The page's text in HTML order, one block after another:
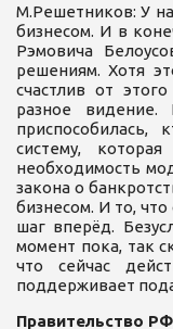
М.Решетников:У
бизнесом. И в
Рэмовича
решениям. Хотя
счастлив от
разное
приспособилась,
систему,
необходимость
закона о
бизнесом. И то,
шаг вперёд.
момент пока, так
что сейчас
поддерживает
Правительство РФ